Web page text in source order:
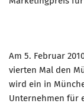
Am 5. Februar
vierten Mal den
wird ein in
Unternehmen für